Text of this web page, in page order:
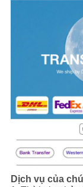
Dịch vụ của